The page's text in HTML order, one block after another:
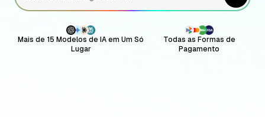
Mais de 15 Modelos de IA em Um Só
Lugar
Todas as Formas de
Pagamento